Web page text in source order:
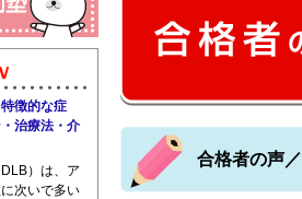
門学校 武生看護専門学校 摂食嚥下看
院 日本医科大学武蔵小杉病院 聖路加
合格者の声
徴的な症
治療法・介
）は、ア
次いで多い